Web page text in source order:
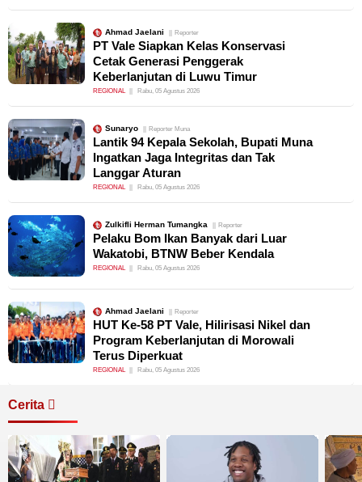
Ahmad Jaelani Reporter
PT Vale Siapkan Kelas Konservasi
Cetak Generasi Penggerak
Keberlanjutan di Luwu Timur
REGIONAL Rabu, 05 Agustus 2026
Sunaryo Reporter Muna
Lantik 94 Kepala Sekolah, Bupati Muna
Ingatkan Jaga Integritas dan Tak
Langgar Aturan
REGIONAL Rabu, 05 Agustus 2026
Zulkifli Herman Tumangka Reporter
Pelaku Bom Ikan Banyak dari Luar
Wakatobi, BTNW Beber Kendala
REGIONAL Rabu, 05 Agustus 2026
Ahmad Jaelani Reporter
HUT Ke-58 PT Vale, Hilirisasi Nikel dan
Program Keberlanjutan di Morowali
Terus Diperkuat
REGIONAL Rabu, 05 Agustus 2026
Cerita